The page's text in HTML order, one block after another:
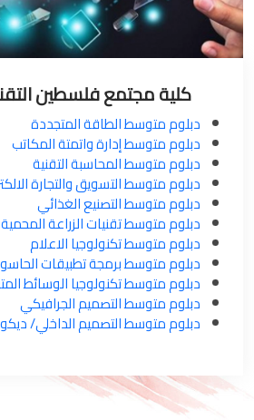
كلية مجتمع فلسطين
دبلوم متوسط الطاقة المتجددة
دبلوم متوسط إدارة واتمتة المكاتب
دبلوم متوسط المحاسبة التقنية
دبلوم متوسط التسويق والتجارة
دبلوم متوسط التصنيع الغذائي
دبلوم متوسط تقنيات الزراعة المحمية
دبلوم متوسط تكنولوجيا الاعلام
دبلوم متوسط برمجة تطبيقات
دبلوم متوسط تكنولوجيا الوسائط
دبلوم متوسط التصميم الجرافيكي
دبلوم متوسط التصميم الداخلي/